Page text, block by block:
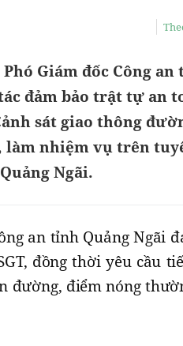
Giám đốc Công
đảm bảo trật tự an
sát giao thông
làm nhiệm vụ trên
Ngãi.
an tỉnh Quảng Ngãi
đồng thời yêu cầu
đường, điểm nóng